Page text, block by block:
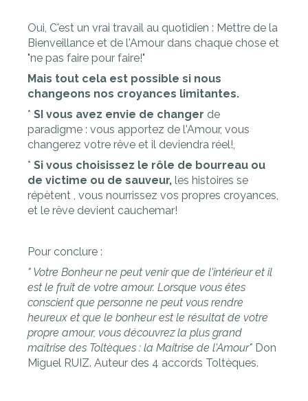
Oui, C'est un vrai travail au quotidien : Mettre de la
Bienveillance et de l'Amour dans chaque chose et
"ne pas faire pour faire!"
Mais tout cela est possible si nous
changeons nos croyances limitantes.
* SI vous avez envie de changer de
paradigme : vous apportez de l'Amour, vous
changerez votre rêve et il deviendra réel!,
* Si vous choisissez le rôle de bourreau ou
de victime ou de sauveur, les histoires se
répètent , vous nourrissez vos propres croyances,
et le rêve devient cauchemar!
Pour conclure :
" Votre Bonheur ne peut venir que de l'intérieur et il
est le fruit de votre amour. Lorsque vous êtes
conscient que personne ne peut vous rendre
heureux et que le bonheur est le résultat de votre
propre amour, vous découvrez la plus grand
maîtrise des Toltèques : la Maitrise de l'Amour" Don
Miguel RUIZ. Auteur des 4 accords Toltèques.